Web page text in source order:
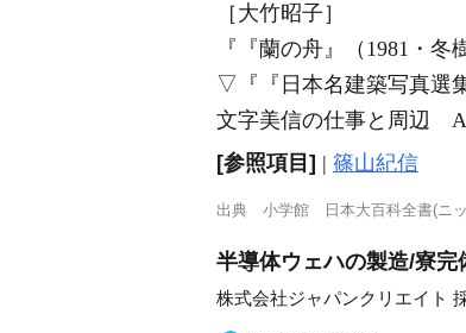
［大竹昭子］
『『蘭の舟』（1981・冬
▽ 『『日本名建築写真
文字美信の仕事と周辺
[参照項目] | 篠山紀信
出典 小学館 日本大百科全書(ニ
半導体ウェハの製造/寮
株式会社ジャパンクリエイト